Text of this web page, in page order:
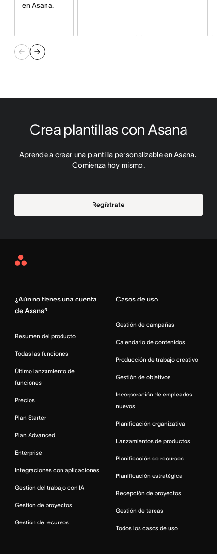
en Asana.
Crea plantillas con Asana
Aprende a crear una plantilla personalizable en Asana.
Comienza hoy mismo.
Regístrate
Asana
¿Aún no tienes una cuenta
de Asana?
Resumen del producto
Todas las funciones
Último lanzamiento de
funciones
Precios
Plan Starter
Plan Advanced
Enterprise
Integraciones con aplicaciones
Gestión del trabajo con IA
Gestión de proyectos
Gestión de recursos
Casos de uso
Gestión de campañas
Calendario de contenidos
Producción de trabajo creativo
Gestión de objetivos
Incorporación de empleados
nuevos
Planificación organizativa
Lanzamientos de productos
Planificación de recursos
Planificación estratégica
Recepción de proyectos
Gestión de tareas
Todos los casos de uso